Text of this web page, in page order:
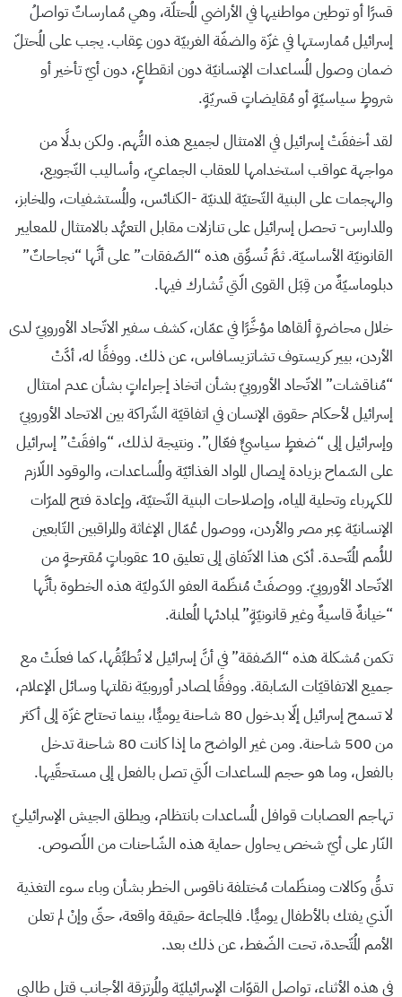
قسرًا أو توطين مواطنيها في الأراضي المُحتلّة، وهي مُمارساتٌ تواصلُ
إسرائيل مُمارستها في غزّة والضفّة الغربيّة دون عِقاب. يجب على المُحتلّ
ضمان وصول المُساعدات الإنسانيّة دون انقطاعٍ، دون أيّ تأخير أو
شروطٍ سياسيّةٍ أو مُقايضاتٍ قسريّةٍ.
لقد أخفقَتْ إسرائيل في الامتثال لجميع هذه التُّهم. ولكن بدلًا من
مواجهة عواقب استخدامها للعقاب الجماعيّ، وأساليب التّجويع،
والهجمات على البنية التّحتيّة المدنيّة -الكنائس، والمُستشفيات، والمخابز،
والمدارس- تحصل إسرائيل على تنازلات مقابل التعهُّد بالامتثال للمعايير
القانونيّة الأساسيّة. ثمَّ تُسوِّق هذه “الصّفقات” على أنَّها “نجاحاتٌ”
دبلوماسيّةٌ من قِبَل القوى الّتي تُشارك فيها.
خلال محاضرةٍ ألقاها مؤخَّرًا في عمّان، كشف سفير الاتّحاد الأوروبيّ لدى
الأردن، بيير كريستوف تشاتزيسافاس، عن ذلك. ووفقًا له، أدَّتْ
“مُناقشات” الاتّحاد الأوروبيّ بشأن اتخاذ إجراءاتٍ بشأن عدم امتثال
إسرائيل لأحكام حقوق الإنسان في اتفاقيّة الشّراكة بين الاتحاد الأوروبيّ
وإسرائيل إلى “ضغطٍ سياسيٍّ فعّال”. ونتيجة لذلك، “وافقَتْ” إسرائيل
على السّماح بزيادة إيصال المواد الغذائيّة والمُساعدات، والوقود اللّازم
للكهرباء وتحلية المياه، وإصلاحات البنية التّحتيّة، وإعادة فتح الممرّات
الإنسانيّة عِبر مصر والأردن، ووصول عُمّال الإغاثة والمراقبين التّابعين
للأُمم المُتّحدة. أدّى هذا الاتّفاق إلى تعليق 10 عقوباتٍ مُقترحةٍ من
الاتّحاد الأوروبيّ. ووصفَتْ مُنظّمة العفو الدّوليّة هذه الخطوة بأنَّها
“خيانةٌ قاسيةٌ وغير قانونيّةٍ” لمبادئها المُعلنة.
تكمن مُشكلة هذه “الصّفقة” في أنَّ إسرائيل لا تُطبِّقُها، كما فعلَتْ مع
جميع الاتفاقيّات السّابقة. ووفقًا لمصادر أوروبيّة نقلتها وسائل الإعلام،
لا تسمح إسرائيل إلّا بدخول 80 شاحنة يوميًّا، بينما تحتاج غزّة إلى أكثر
من 500 شاحنة. ومن غير الواضح ما إذا كانت 80 شاحنة تدخل
بالفعل، وما هو حجم المساعدات الّتي تصل بالفعل إلى مستحقّيها.
تهاجم العصابات قوافل المُساعدات بانتظام، ويطلق الجيش الإسرائيليّ
النّار على أيّ شخص يحاول حماية هذه الشّاحنات من اللّصوص.
تدقُّ وكالات ومنظّمات مُختلفة ناقوس الخطر بشأن وباء سوء التغذية
الّذي يفتك بالأطفال يوميًّا. فالمجاعة حقيقة واقعة، حتّى وإنْ لم تعلن
الأمم المُتّحدة، تحت الضّغط، عن ذلك بعد.
في هذه الأثناء، تواصل القوّات الإسرائيليّة والمُرتزقة الأجانب قتل طالبي